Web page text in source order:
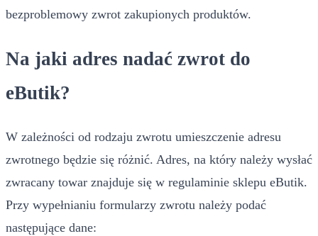
bezproblemowy zwrot zakupionych produktów.
Na jaki adres nadać zwrot do
eButik?
W zależności od rodzaju zwrotu umieszczenie adresu
zwrotnego będzie się różnić. Adres, na który należy wysłać
zwracany towar znajduje się w regulaminie sklepu eButik.
Przy wypełnianiu formularzy zwrotu należy podać
następujące dane: